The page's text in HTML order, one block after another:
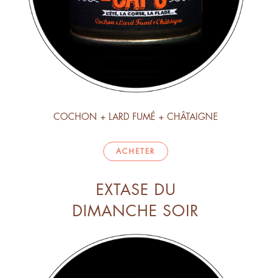
COCHON + LARD FUMÉ + CHÂTAIGNE
ACHETER
EXTASE DU
DIMANCHE SOIR